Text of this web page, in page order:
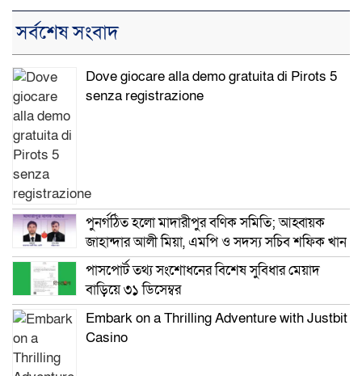
সর্বশেষ সংবাদ
Dove giocare alla demo gratuita di Pirots 5
senza registrazione
পুনর্গঠিত হলো মাদারীপুর বণিক সমিতি; আহ্বায়ক
জাহান্দার আলী মিয়া, এমপি ও সদস্য সচিব শফিক খান
পাসপোর্ট তথ্য সংশোধনের বিশেষ সুবিধার মেয়াদ
বাড়িয়ে ৩১ ডিসেম্বর
Embark on a Thrilling Adventure with Justbit
Casino